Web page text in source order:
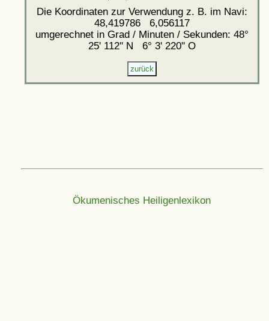
Die Koordinaten zur Verwendung z. B. im Navi:
48,419786 6,056117
umgerechnet in Grad / Minuten / Sekunden: 48°
25' 112'' N 6° 3' 220'' O
Ökumenisches Heiligenlexikon